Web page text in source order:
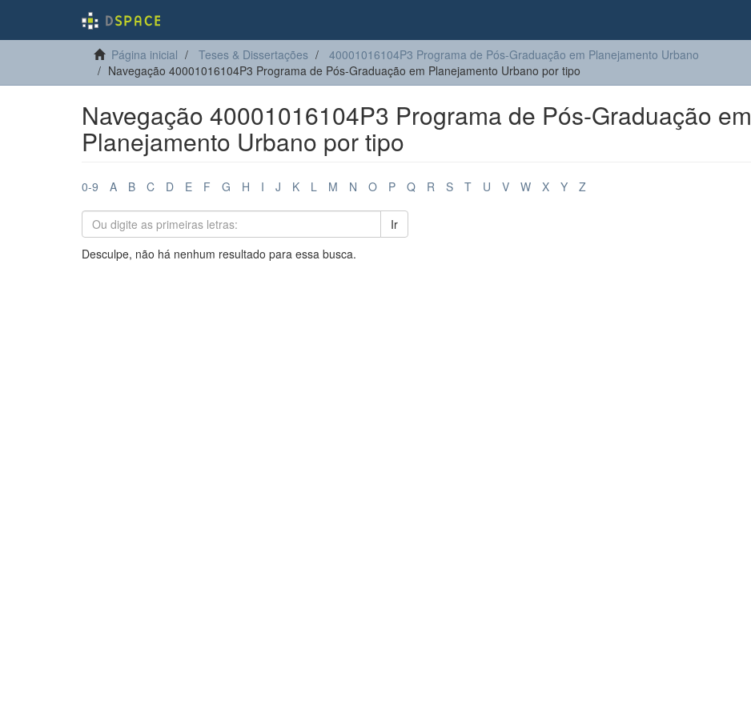
Página inicial Teses & Dissertações
40001016104P3 Programa de Pós-Graduação em Planejamento Urbano
Navegação 40001016104P3 Programa de Pós-Graduação em Planejamento Urbano por tipo
Navegação 40001016104P3 Programa de Pós-Graduação em
Planejamento Urbano por tipo
0-9 A B C D E F G H I J K L M N O P Q R S T U V W X Y Z
Ir
Desculpe, não há nenhum resultado para essa busca.